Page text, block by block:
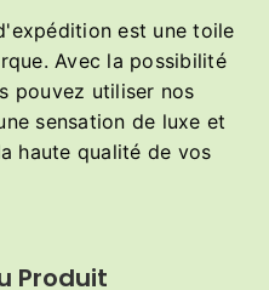
est une toile
Avec la possibilité
pouvez utiliser nos
sensation de luxe et
haute qualité de vos
Produit